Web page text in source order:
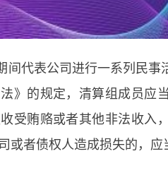
间代表公司进行一系列民
》的规定，清算组成员应
受贿赂或者其他非法收入
或者债权人造成损失的，应